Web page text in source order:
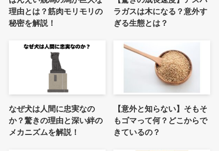
理由とは？筋肉モリモリの
秘密を解説！
ラガスは木になる？意外す
ぎる生態とは？
なぜ犬は人間に忠実なの
か？驚きの理由と深い絆の
メカニズムを解説！
【意外と知らない】そもそ
もゴマって何？どこからで
きているの？